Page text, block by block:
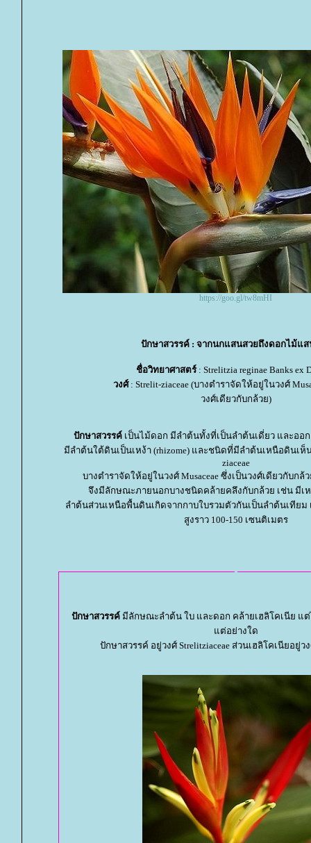
https://goo.gl/tw8mHI
ปักษาสวรรค์ : จากนกแสนสวยถึงดอกไม้แส
ชื่อวิทยาศาสตร์: Strelitzia reginae Banks ex
วงศ์: Strelit-ziaceae (บางตำราจัดให้อยู่ในวงศ์
วงศ์เดียวกับกล้วย)
ปักษาสวรรค์เป็นไม้ดอก มีลำต้นทั้งที่เป็นลำต้นเดี่ยว และออ
มีลำต้นใต้ดินเป็นเหง้า (rhizome) และชนิดที่มีลำต้นเหนือดินเห็
ziaceae
บางตำราจัดให้อยู่ในวงศ์ Musaceae ซึ่งเป็นวงศ์เดียวกับก
จึงมีลักษณะภายนอกบางชนิดคล้ายคลึงกับกล้วย เช่น มีเ
ลำต้นส่วนเหนือพื้นดินเกิดจากกาบใบรวมตัวกันเป็นลำต้นเทียม
สูงราว 100-150 เซนติเมตร
ปักษาสวรรค์ มีลักษณะลำต้น ใบ และดอก คล้ายเฮลิโคเนีย แ
ต่อย่างใด
ปักษาสวรรค์ อยู่วงศ์ Strelitziaceae ส่วนเฮลิโคเนียอยู่วง